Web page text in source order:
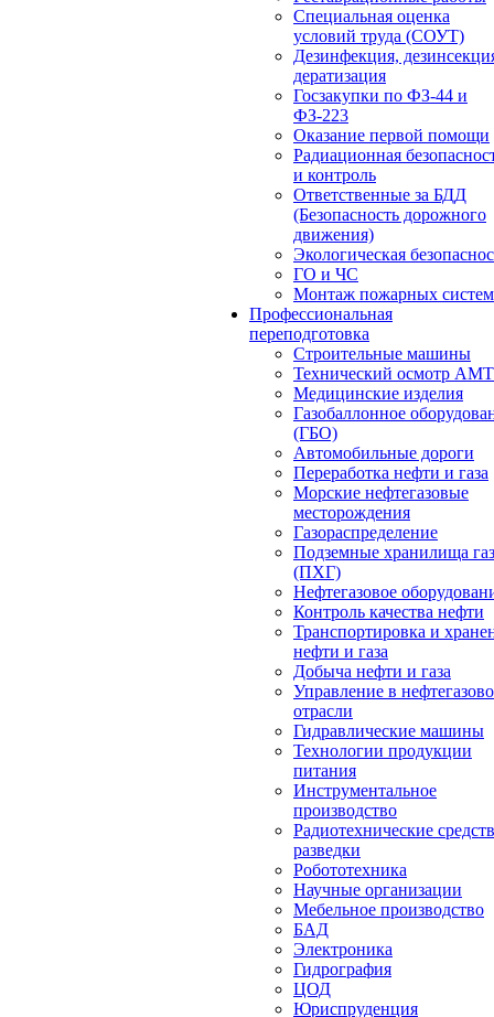
Специальная оценка
условий труда (СОУТ)
Дезинфекция,
дератизация
Госзакупки по ФЗ-44 и
ФЗ-223
Оказание первой помощи
Радиационная
и контроль
Ответственные за БДД
(Безопасность дорожного
движения)
Экологическая
ГО и ЧС
Монтаж пожарных систем
Профессиональная
переподготовка
Строительные машины
Технический осмотр
Медицинские изделия
Газобаллонное
(ГБО)
Автомобильные дороги
Переработка нефти и газа
Морские нефтегазовые
месторождения
Газораспределение
Подземные хранилища
(ПХГ)
Нефтегазовое
Контроль качества нефти
Транспортировка и
нефти и газа
Добыча нефти и газа
Управление в
отрасли
Гидравлические машины
Технологии продукции
питания
Инструментальное
производство
Радиотехнические
разведки
Робототехника
Научные организации
Мебельное производство
БАД
Электроника
Гидрография
ЦОД
Юриспруденция